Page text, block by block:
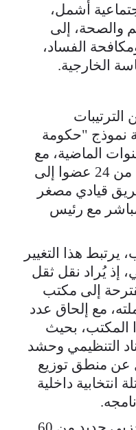
أشمل،
والصحة، إلى
الفساد،
الخارجية.
نموذج "حكومة
الماضية، مع
تقليص حجم اللجنة التنفيذية من 24 عضوا إلى
فريق قيادي مصغر
مع رئيس
هذا التغيير
إذ يُراد نقل ثقل
إلى مكتب
مع إلحاق عدد
المكتب، بحيث
التنظيمي وحشد
عن منطق توزيع
انتخابية داخلية